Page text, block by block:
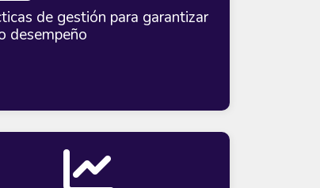
de gestión para garantizar
desempeño